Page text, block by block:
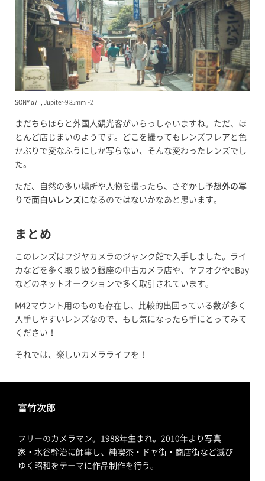
SONY α7II, Jupiter-9 85mm F2
まだちらほらと外国人観光客がいらっしゃいますね。ただ、ほ
とんど店じまいのようです。どこを撮ってもレンズフレアと色
かぶりで変なふうにしか写らない、そんな変わったレンズでし
た。
ただ、自然の多い場所や人物を撮ったら、さぞかし予想外の写
りで面白いレンズになるのではないかなあと思います。
まとめ
このレンズはフジヤカメラのジャンク館で入手しました。ライ
カなどを多く取り扱う銀座の中古カメラ店や、ヤフオクやeBay
などのネットオークションで多く取引されています。
M42マウント用のものも存在し、比較的出回っている数が多く
入手しやすいレンズなので、もし気になったら手にとってみて
ください！
それでは、楽しいカメラライフを！
富竹次郎
フリーのカメラマン。1988年生まれ。2010年より写真
家・水谷幹治に師事し、純喫茶・ドヤ街・商店街など滅び
ゆく昭和をテーマに作品制作を行う。